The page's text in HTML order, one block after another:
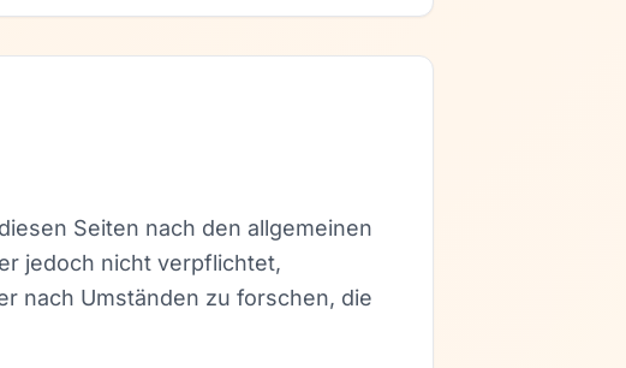
Seiten nach den allgemeinen
jedoch nicht verpflichtet,
nach Umständen zu forschen, die